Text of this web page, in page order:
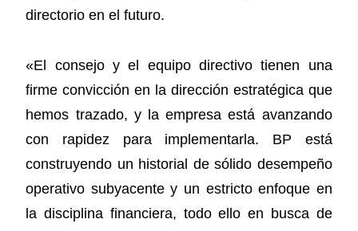
directorio en el futuro.
«El consejo y el equipo directivo tienen una
firme convicción en la dirección estratégica que
hemos trazado, y la empresa está avanzando
con rapidez para implementarla. BP está
construyendo un historial de sólido desempeño
operativo subyacente y un estricto enfoque en
la disciplina financiera, todo ello en busca de